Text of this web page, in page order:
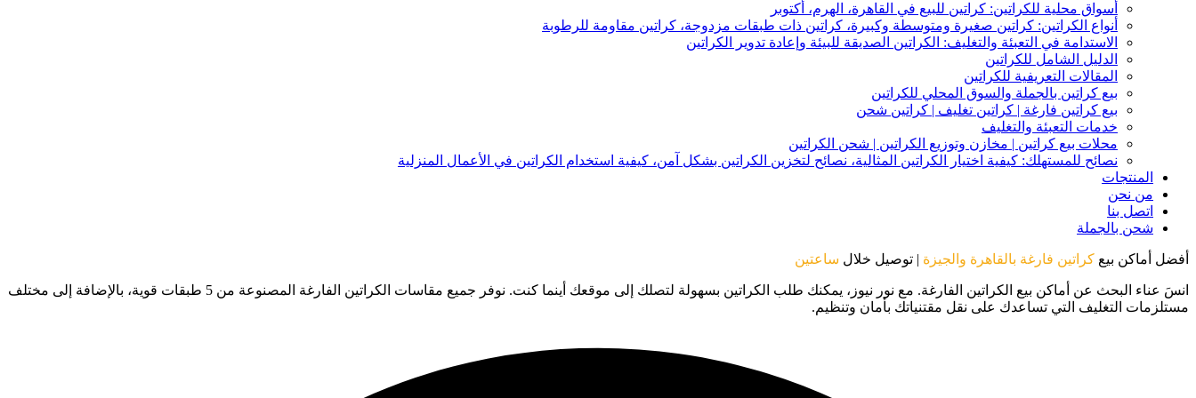
أسواق محلية للكراتين: كراتين للبيع في القاهرة، الهرم، أكتوبر
أنواع الكراتين: كراتين صغيرة ومتوسطة وكبيرة، كراتين ذات طبقات مزدوجة، كراتين مقاومة للرطوبة
الاستدامة في التعبئة والتغليف: الكراتين الصديقة للبيئة وإعادة تدوير الكراتين
الدليل الشامل للكراتين
المقالات التعريفية للكراتين
بيع كراتين بالجملة والسوق المحلي للكراتين
بيع كراتين فارغة | كراتين تغليف | كراتين شحن
خدمات التعبئة والتغليف
محلات بيع كراتين | مخازن وتوزيع الكراتين | شحن الكراتين
نصائح للمستهلك: كيفية اختيار الكراتين المثالية، نصائح لتخزين الكراتين بشكل آمن، كيفية استخدام الكراتين في الأعمال المنزلية
المنتجات
من نحن
اتصل بنا
شحن بالجملة
أفضل أماكن بيع كراتين فارغة بالقاهرة والجيزة | توصيل خلال ساعتين
انسَ عناء البحث عن أماكن بيع الكراتين الفارغة. مع نور نيوز، يمكنك طلب الكراتين بسهولة لتصلك إلى موقعك أينما كنت. نوفر جميع مقاسات الكراتين الفارغة المصنوعة من 5 طبقات قوية، بالإضافة إلى مختلف
مستلزمات التغليف التي تساعدك على نقل مقتنياتك بأمان وتنظيم.